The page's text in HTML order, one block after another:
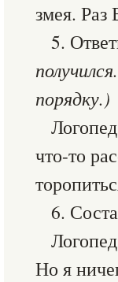
змея.
5.
порядку.)
что-то
6.
Но я